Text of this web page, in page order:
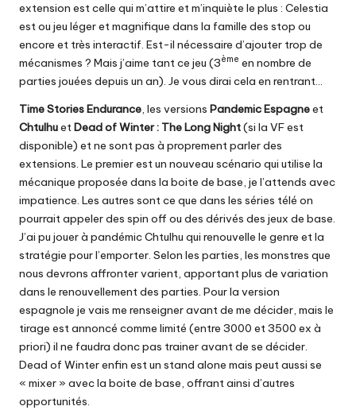
extension est celle qui m’attire et m’inquiète le plus : Celestia
est ou jeu léger et magnifique dans la famille des stop ou
encore et très interactif. Est-il nécessaire d’ajouter trop de
mécanismes ? Mais j’aime tant ce jeu (3ème en nombre de
parties jouées depuis un an). Je vous dirai cela en rentrant…
Time Stories Endurance, les versions Pandemic Espagneet
ChtulhuetDead of Winter : The Long Night(si la VF est
disponible) et ne sont pas à proprement parler des
extensions. Le premier est un nouveau scénario qui utilise la
mécanique proposée dans la boite de base, je l’attends avec
impatience. Les autres sont ce que dans les séries télé on
pourrait appeler des spin off ou des dérivés des jeux de base.
J’ai pu jouer à pandémic Chtulhu qui renouvelle le genre et la
stratégie pour l’emporter. Selon les parties, les monstres que
nous devrons affronter varient, apportant plus de variation
dans le renouvellement des parties. Pour la version
espagnole je vais me renseigner avant de me décider, mais le
tirage est annoncé comme limité (entre 3000 et 3500 ex à
priori) il ne faudra donc pas trainer avant de se décider.
Dead of Winter enfin est un stand alone mais peut aussi se
« mixer » avec la boite de base, offrant ainsi d’autres
opportunités.